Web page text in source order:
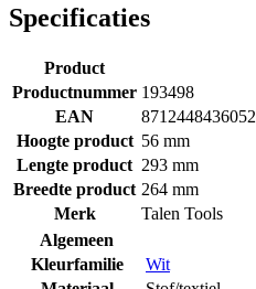
Specificaties
Product
Productnummer 193498
EAN
8712448436052
Hoogte product 56 mm
Lengte product 293 mm
Breedte product 264 mm
Merk
Talen Tools
Algemeen
Kleurfamilie
Wit